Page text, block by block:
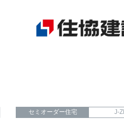
セミオーダー住宅 J-